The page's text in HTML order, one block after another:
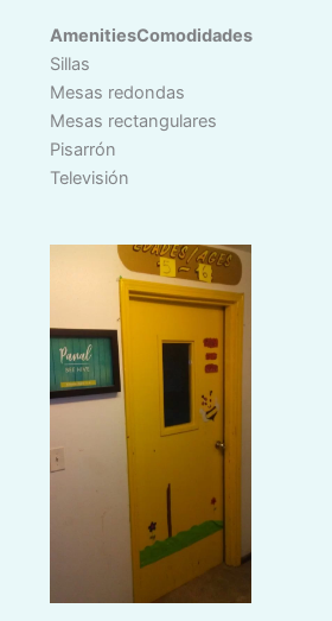
AmenitiesComodidades
Sillas
Mesas redondas
Mesas rectangulares
Pisarrón
Televisión